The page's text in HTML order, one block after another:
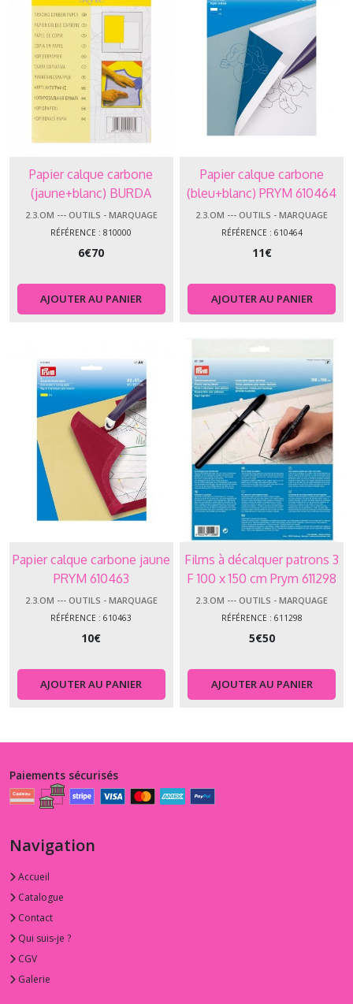
Papier calque carbone
(jaune+blanc) BURDA
810000
2.3.OM --- OUTILS - MARQUAGE
RÉFÉRENCE : 810000
6€70
AJOUTER AU PANIER
Papier calque carbone
(bleu+blanc) PRYM 610464
2.3.OM --- OUTILS - MARQUAGE
RÉFÉRENCE : 610464
11€
AJOUTER AU PANIER
Papier calque carbone jaune
PRYM 610463
2.3.OM --- OUTILS - MARQUAGE
RÉFÉRENCE : 610463
10€
AJOUTER AU PANIER
Films à décalquer patrons 3
F 100 x 150 cm Prym 611298
2.3.OM --- OUTILS - MARQUAGE
RÉFÉRENCE : 611298
5€50
AJOUTER AU PANIER
Paiements sécurisés
Navigation
Accueil
Catalogue
Contact
Qui suis-je ?
CGV
Galerie